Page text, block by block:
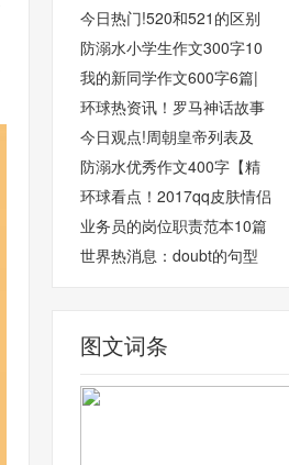
今日热门!520和521的区别
防溺水小学生作文300字10
我的新同学作文600字6篇|
环球热资讯！罗马神话故事
今日观点!周朝皇帝列表及
防溺水优秀作文400字【精
环球看点！2017qq皮肤情侣
业务员的岗位职责范本10篇
世界热消息：doubt的句型
图文词条